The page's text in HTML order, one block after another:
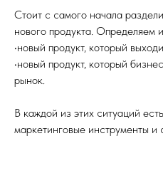
Стоит с самого начала
нового продукта. Определяем
•новый продукт, который
•новый продукт, который
рынок.
В каждой из этих ситуаций
маркетинговые инструменты и